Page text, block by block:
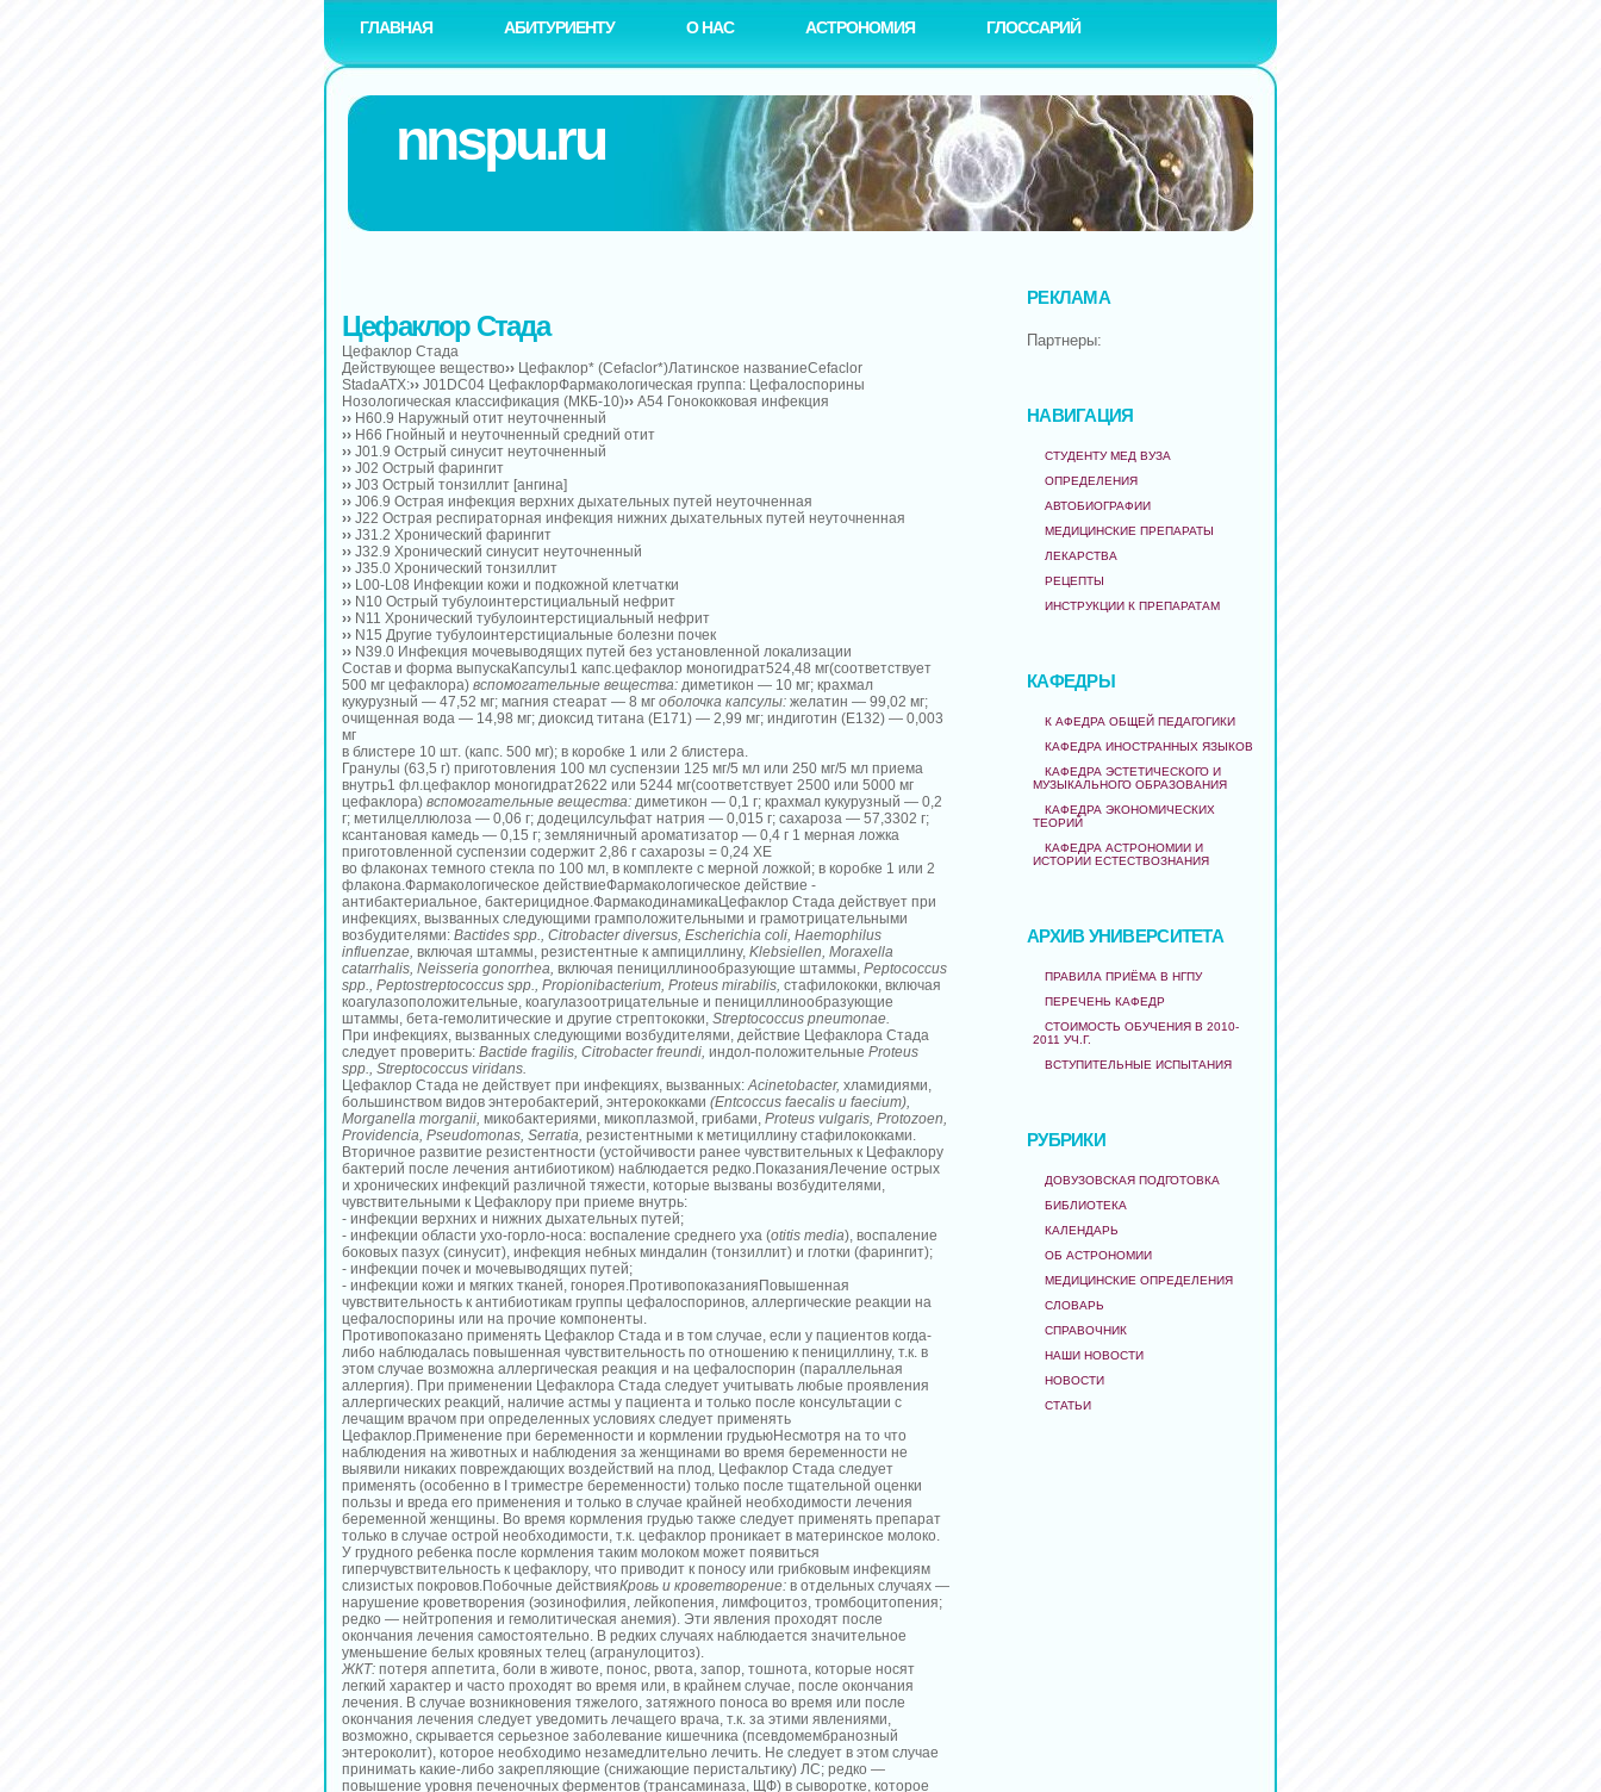
ГЛАВНАЯ АБИТУРИЕНТУ О НАС АСТРОНОМИЯ ГЛОССАРИЙ
nnspu.ru
Цефаклор Стада
Цефаклор Стада
Действующее вещество›› Цефаклор* (Cefaclor*)Латинское названиеCefaclor
StadaАТХ:›› J01DC04 ЦефаклорФармакологическая группа: Цефалоспорины
Нозологическая классификация (МКБ-10)›› A54 Гонококковая инфекция
›› H60.9 Наружный отит неуточненный
›› H66 Гнойный и неуточненный средний отит
›› J01.9 Острый синусит неуточненный
›› J02 Острый фарингит
›› J03 Острый тонзиллит [ангина]
›› J06.9 Острая инфекция верхних дыхательных путей неуточненная
›› J22 Острая респираторная инфекция нижних дыхательных путей неуточненная
›› J31.2 Хронический фарингит
›› J32.9 Хронический синусит неуточненный
›› J35.0 Хронический тонзиллит
›› L00-L08 Инфекции кожи и подкожной клетчатки
›› N10 Острый тубулоинтерстициальный нефрит
›› N11 Хронический тубулоинтерстициальный нефрит
›› N15 Другие тубулоинтерстициальные болезни почек
›› N39.0 Инфекция мочевыводящих путей без установленной локализации
Состав и форма выпускаКапсулы1 капс.цефаклор моногидрат524,48 мг(соответствует
500 мг цефаклора) вспомогательные вещества: диметикон — 10 мг; крахмал
кукурузный — 47,52 мг; магния стеарат — 8 мг оболочка капсулы: желатин — 99,02 мг;
очищенная вода — 14,98 мг; диоксид титана (E171) — 2,99 мг; индиготин (E132) — 0,003
мг
в блистере 10 шт. (капс. 500 мг); в коробке 1 или 2 блистера.
Гранулы (63,5 г) приготовления 100 мл суспензии 125 мг/5 мл или 250 мг/5 мл приема
внутрь1 фл.цефаклор моногидрат2622 или 5244 мг(соответствует 2500 или 5000 мг
цефаклора) вспомогательные вещества: диметикон — 0,1 г; крахмал кукурузный — 0,2
г; метилцеллюлоза — 0,06 г; додецилсульфат натрия — 0,015 г; сахароза — 57,3302 г;
ксантановая камедь — 0,15 г; земляничный ароматизатор — 0,4 г 1 мерная ложка
приготовленной суспензии содержит 2,86 г сахарозы = 0,24 ХЕ
во флаконах темного стекла по 100 мл, в комплекте с мерной ложкой; в коробке 1 или 2
флакона.Фармакологическое действиеФармакологическое действие -
антибактериальное, бактерицидное.ФармакодинамикаЦефаклор Стада действует при
инфекциях, вызванных следующими грамположительными и грамотрицательными
возбудителями: Bactides spp., Citrobacter diversus, Escherichia coli, Haemophilus
influenzae, включая штаммы, резистентные к ампициллину, Klebsiellen, Moraxella
catarrhalis, Neisseria gonorrhea, включая пенициллинообразующие штаммы, Peptococcus
spp., Peptostreptococcus spp., Propionibacterium, Proteus mirabilis, стафилококки, включая
коагулазоположительные, коагулазоотрицательные и пенициллинообразующие
штаммы, бета-гемолитические и другие стрептококки, Streptococcus pneumonae.
При инфекциях, вызванных следующими возбудителями, действие Цефаклора Стада
следует проверить: Bactide fragilis, Citrobacter freundi, индол-положительные Proteus
spp., Streptococcus viridans.
Цефаклор Стада не действует при инфекциях, вызванных:Acinetobacter, хламидиями,
большинством видов энтеробактерий, энтерококками (Entcoccus faecalis и faecium),
Morganella morganii, микобактериями, микоплазмой, грибами, Proteus vulgaris, Protozoen,
Providencia, Pseudomonas, Serratia, резистентными к метициллину стафилококками.
Вторичное развитие резистентности (устойчивости ранее чувствительных к Цефаклору
бактерий после лечения антибиотиком) наблюдается редко.ПоказанияЛечение острых
и хронических инфекций различной тяжести, которые вызваны возбудителями,
чувствительными к Цефаклору при приеме внутрь:
- инфекции верхних и нижних дыхательных путей;
- инфекции области ухо-горло-носа: воспаление среднего уха (otitis media), воспаление
боковых пазух (синусит), инфекция небных миндалин (тонзиллит) и глотки (фарингит);
- инфекции почек и мочевыводящих путей;
- инфекции кожи и мягких тканей, гонорея.ПротивопоказанияПовышенная
чувствительность к антибиотикам группы цефалоспоринов, аллергические реакции на
цефалоспорины или на прочие компоненты.
Противопоказано применять Цефаклор Стада и в том случае, если у пациентов когда-
либо наблюдалась повышенная чувствительность по отношению к пенициллину, т.к. в
этом случае возможна аллергическая реакция и на цефалоспорин (параллельная
аллергия). При применении Цефаклора Стада следует учитывать любые проявления
аллергических реакций, наличие астмы у пациента и только после консультации с
лечащим врачом при определенных условиях следует применять
Цефаклор.Применение при беременности и кормлении грудьюНесмотря на то что
наблюдения на животных и наблюдения за женщинами во время беременности не
выявили никаких повреждающих воздействий на плод, Цефаклор Стада следует
применять (особенно в I триместре беременности) только после тщательной оценки
пользы и вреда его применения и только в случае крайней необходимости лечения
беременной женщины. Во время кормления грудью также следует применять препарат
только в случае острой необходимости, т.к. цефаклор проникает в материнское молоко.
У грудного ребенка после кормления таким молоком может появиться
гиперчувствительность к цефаклору, что приводит к поносу или грибковым инфекциям
слизистых покровов.Побочные действияКровь и кроветворение: в отдельных случаях —
нарушение кроветворения (эозинофилия, лейкопения, лимфоцитоз, тромбоцитопения;
редко — нейтропения и гемолитическая анемия). Эти явления проходят после
окончания лечения самостоятельно. В редких случаях наблюдается значительное
уменьшение белых кровяных телец (агранулоцитоз).
ЖКТ: потеря аппетита, боли в животе, понос, рвота, запор, тошнота, которые носят
легкий характер и часто проходят во время или, в крайнем случае, после окончания
лечения. В случае возникновения тяжелого, затяжного поноса во время или после
окончания лечения следует уведомить лечащего врача, т.к. за этими явлениями,
возможно, скрывается серьезное заболевание кишечника (псевдомембранозный
энтероколит), которое необходимо незамедлительно лечить. Не следует в этом случае
принимать какие-либо закрепляющие (снижающие перистальтику) ЛС; редко —
повышение уровня печеночных ферментов (трансаминаза, ЩФ) в сыворотке, которое
РЕКЛАМА
Партнеры:
НАВИГАЦИЯ
СТУДЕНТУ МЕД ВУЗА
ОПРЕДЕЛЕНИЯ
АВТОБИОГРАФИИ
МЕДИЦИНСКИЕ ПРЕПАРАТЫ
ЛЕКАРСТВА
РЕЦЕПТЫ
ИНСТРУКЦИИ К ПРЕПАРАТАМ
КАФЕДРЫ
К АФЕДРА ОБЩЕЙ ПЕДАГОГИКИ
КАФЕДРА ИНОСТРАННЫХ ЯЗЫКОВ
КАФЕДРА ЭСТЕТИЧЕСКОГО И
МУЗЫКАЛЬНОГО ОБРАЗОВАНИЯ
КАФЕДРА ЭКОНОМИЧЕСКИХ
ТЕОРИЙ
КАФЕДРА АСТРОНОМИИ И
ИСТОРИИ ЕСТЕСТВОЗНАНИЯ
АРХИВ УНИВЕРСИТЕТА
ПРАВИЛА ПРИЁМА В НГПУ
ПЕРЕЧЕНЬ КАФЕДР
СТОИМОСТЬ ОБУЧЕНИЯ В 2010-
2011 УЧ.Г.
ВСТУПИТЕЛЬНЫЕ ИСПЫТАНИЯ
РУБРИКИ
ДОВУЗОВСКАЯ ПОДГОТОВКА
БИБЛИОТЕКА
КАЛЕНДАРЬ
ОБ АСТРОНОМИИ
МЕДИЦИНСКИЕ ОПРЕДЕЛЕНИЯ
СЛОВАРЬ
СПРАВОЧНИК
НАШИ НОВОСТИ
НОВОСТИ
СТАТЬИ